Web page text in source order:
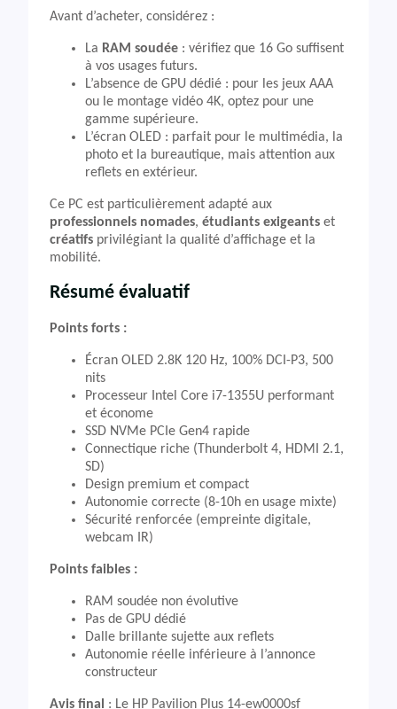
Avant d’acheter, considérez :
La RAM soudée : vérifiez que 16 Go suffisent
à vos usages futurs.
L’absence de GPU dédié : pour les jeux AAA
ou le montage vidéo 4K, optez pour une
gamme supérieure.
L’écran OLED : parfait pour le multimédia, la
photo et la bureautique, mais attention aux
reflets en extérieur.
Ce PC est particulièrement adapté aux
professionnels nomades, étudiants exigeants et
créatifs privilégiant la qualité d’affichage et la
mobilité.
Résumé évaluatif
Points forts :
Écran OLED 2.8K 120 Hz, 100% DCI-P3, 500
nits
Processeur Intel Core i7-1355U performant
et économe
SSD NVMe PCIe Gen4 rapide
Connectique riche (Thunderbolt 4, HDMI 2.1,
SD)
Design premium et compact
Autonomie correcte (8-10h en usage mixte)
Sécurité renforcée (empreinte digitale,
webcam IR)
Points faibles :
RAM soudée non évolutive
Pas de GPU dédié
Dalle brillante sujette aux reflets
Autonomie réelle inférieure à l’annonce
constructeur
Avis final
: Le HP Pavilion Plus 14-ew0000sf